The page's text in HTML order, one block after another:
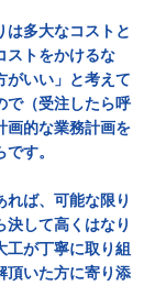
は多大なコストと
ストをかけるな
がいい」と考えて
で（受注したら呼
画的な業務計画を
す。
れば、可能な限り
決して高くはなり
工が丁寧に取り組
頂いた方に寄り添